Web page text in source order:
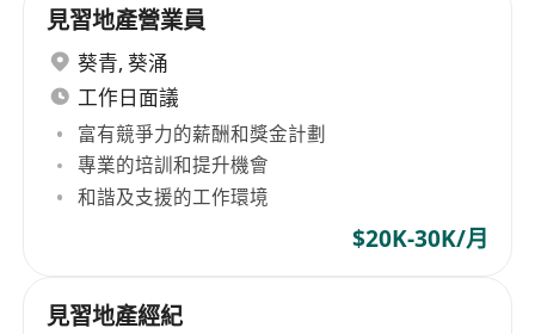
見習地產營業員
葵青, 葵涌
工作日面議
富有競爭力的薪酬和獎金計劃
專業的培訓和提升機會
和諧及支援的工作環境
$20K-30K/月
見習地產經紀